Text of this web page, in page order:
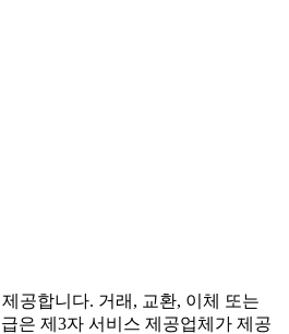
공합니다. 거래, 교환, 이체 또는
은 제3자 서비스 제공업체가 제공